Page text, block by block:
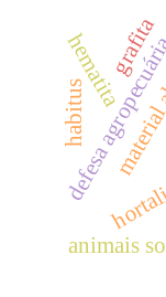
defesa
animais
hematitagrafita
habitus